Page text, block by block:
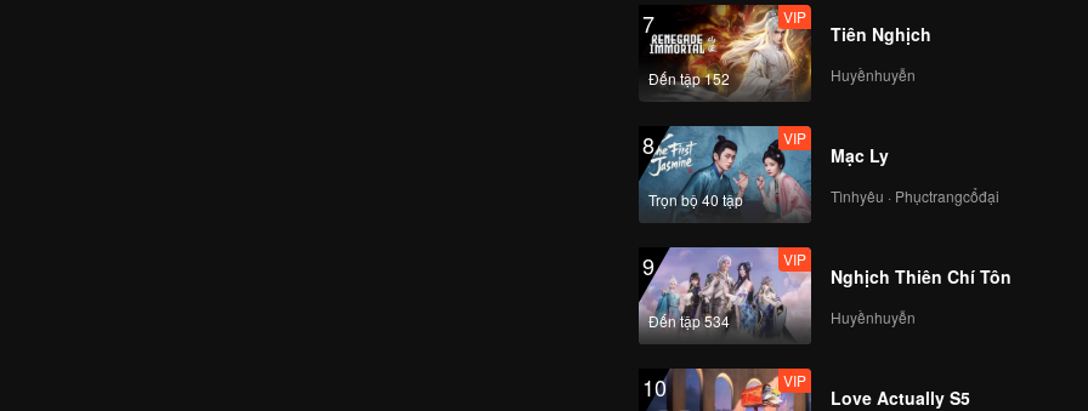
7
Đến tập 152
VIP
Tiên Nghịch
Huyềnhuyễn
8
Trọn bộ 40 tập
VIP
Mạc Ly
Tìnhyêu · Phụctrangcổđại
9
Đến tập 534
VIP
Nghịch Thiên Chí Tôn
Huyềnhuyễn
10 VIP
Love Actually S5